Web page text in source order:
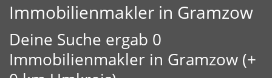
Immobilienmakler in Gramzow
Deine Suche ergab 0
Immobilienmakler in Gramzow (+